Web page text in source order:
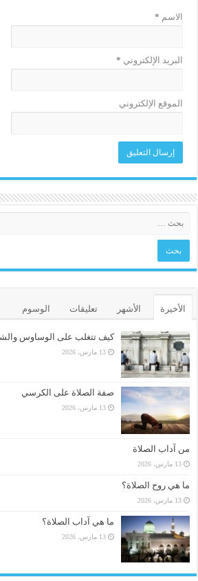
الاسم *
البريد الإلكتروني *
الموقع الإلكتروني
الأخيرة الأشهر تعليقات الوسوم
كيف تتغلب على الوساوس
13 مارس، 2026
صفة الصلاة على الكرسي
13 مارس، 2026
من آداب الصلاة
13 مارس، 2026
ما هي روح الصلاة؟
13 مارس، 2026
ما هي آداب الصلاة؟
13 مارس، 2026